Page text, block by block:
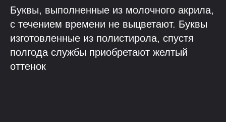
Буквы, выполненные из молочного акрила,
с течением времени не выцветают. Буквы
изготовленные из полистирола, спустя
полгода службы приобретают желтый
оттенок